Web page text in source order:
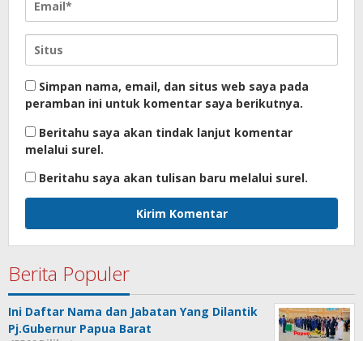
Simpan nama, email, dan situs web saya pada
peramban ini untuk komentar saya berikutnya.
Beritahu saya akan tindak lanjut komentar
melalui surel.
Beritahu saya akan tulisan baru melalui surel.
Berita Populer
Ini Daftar Nama dan Jabatan Yang Dilantik
Pj.Gubernur Papua Barat